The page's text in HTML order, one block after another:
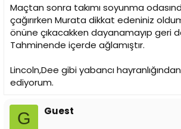
Maçtan sonra takımı soyunma
çağırırken Murata dikkat edeniniz
önüne çıkacakken dayanamayıp geri
Tahminende içerde ağlamıştır.
Lincoln,Dee gibi yabancı
ediyorum.
G Guest